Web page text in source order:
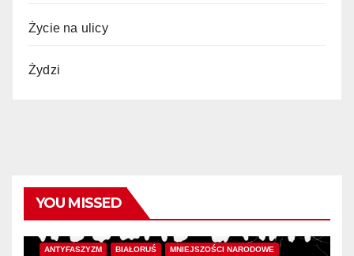
Życie na ulicy
Żydzi
YOU MISSED
ANTYFASZYZM BIAŁORUŚ MNIEJSZOŚCI NARODOWE